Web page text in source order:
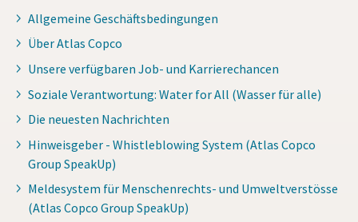
Allgemeine Geschäftsbedingungen
Über Atlas Copco
Unsere verfügbaren Job- und Karrierechancen
Soziale Verantwortung: Water for All (Wasser für alle)
Die neuesten Nachrichten
Hinweisgeber - Whistleblowing System (Atlas Copco
Group SpeakUp)
Meldesystem für Menschenrechts- und Umweltverstösse
(Atlas Copco Group SpeakUp)